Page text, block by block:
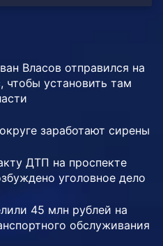
Власов отправился на
установить там
заработают сирены
ДТП на проспекте
уголовное дело
45 млн рублей на
обслуживания